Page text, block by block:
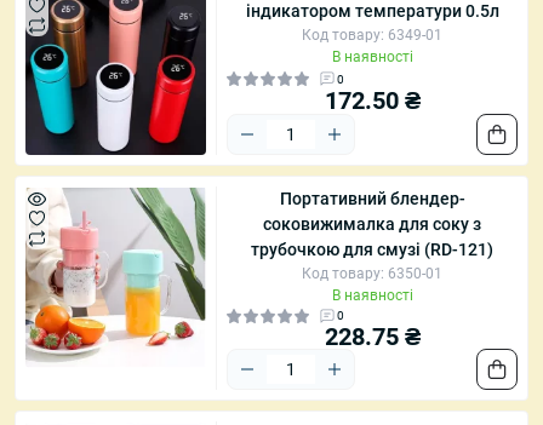
індикатором температури 0.5л
Код товару: 6349-01
В наявності
0
172.50 ₴
Портативний блендер-
соковижималка для соку з
трубочкою для смузі (RD-121)
Код товару: 6350-01
В наявності
0
228.75 ₴